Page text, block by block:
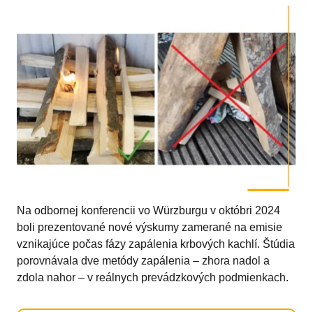
Na odbornej konferencii vo Würzburgu v októbri 2024
boli prezentované nové výskumy zamerané na emisie
vznikajúce počas fázy zapálenia krbových kachlí. Štúdia
porovnávala dve metódy zapálenia – zhora nadol a
zdola nahor – v reálnych prevádzkových podmienkach.